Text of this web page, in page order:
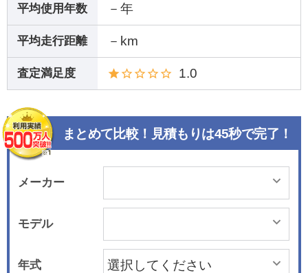
平均使用年数 －年
平均走行距離 －km
査定満足度 1.0
まとめて比較！見積もりは45秒で完了！
メーカー
モデル
年式